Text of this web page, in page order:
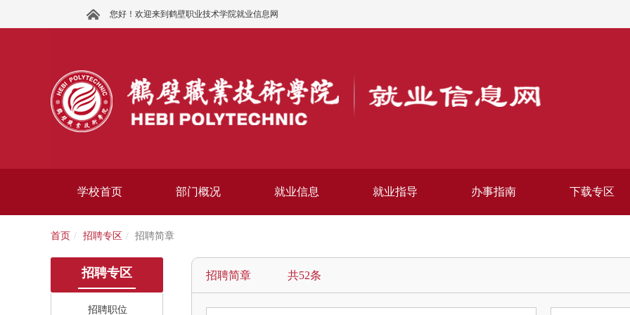
您好！欢迎来到鹤壁职业技术学院就业信息网
学校首页 部门概况 就业信息 就业指导 办事指南 下载专区
首页 招聘专区 招聘简章
招聘专区
招聘职位
招聘简章 共52条